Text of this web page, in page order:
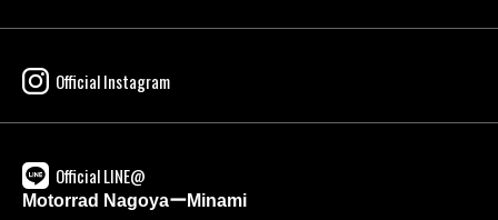
Official Instagram
Official LINE@
Motorrad NagoyaーMinami